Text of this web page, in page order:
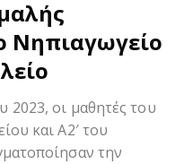
Νηπιαγωγείο
οι μαθητές του
και Α2′ του
την